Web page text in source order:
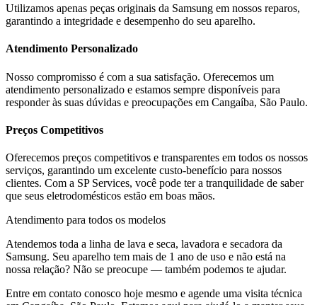
Utilizamos apenas peças originais da Samsung em nossos reparos,
garantindo a integridade e desempenho do seu aparelho.
Atendimento Personalizado
Nosso compromisso é com a sua satisfação. Oferecemos um
atendimento personalizado e estamos sempre disponíveis para
responder às suas dúvidas e preocupações em Cangaíba, São Paulo.
Preços Competitivos
Oferecemos preços competitivos e transparentes em todos os nossos
serviços, garantindo um excelente custo-benefício para nossos
clientes. Com a SP Services, você pode ter a tranquilidade de saber
que seus eletrodomésticos estão em boas mãos.
Atendimento para todos os modelos
Atendemos toda a linha de lava e seca, lavadora e secadora da
Samsung. Seu aparelho tem mais de 1 ano de uso e não está na
nossa relação? Não se preocupe — também podemos te ajudar.
Entre em contato conosco hoje mesmo e agende uma visita técnica